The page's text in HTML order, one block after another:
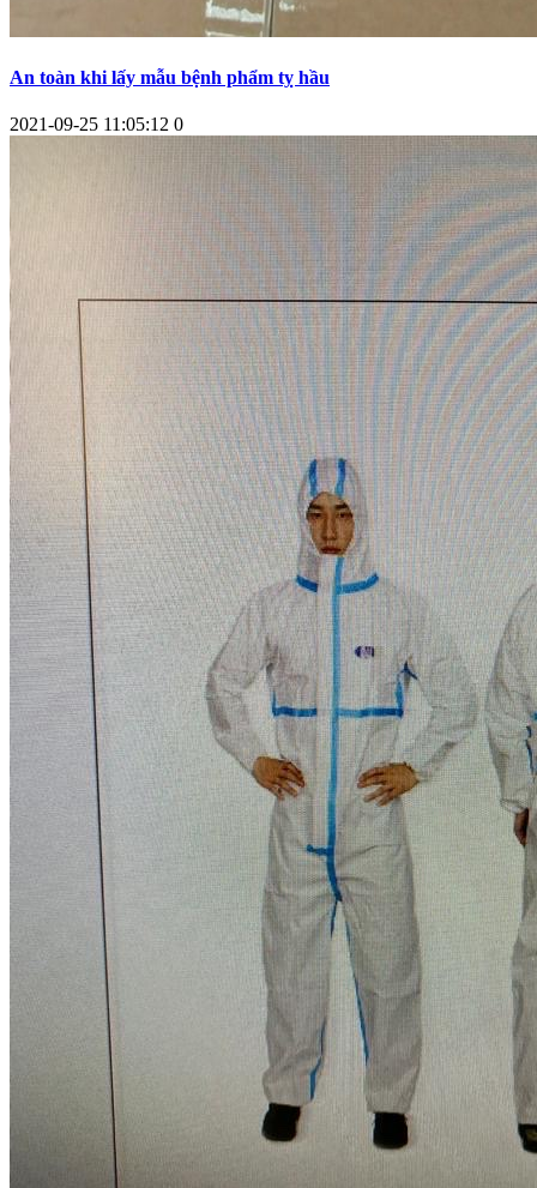
An toàn khi lấy mẫu bệnh phẩm tỵ hầu
2021-09-25 11:05:12 0